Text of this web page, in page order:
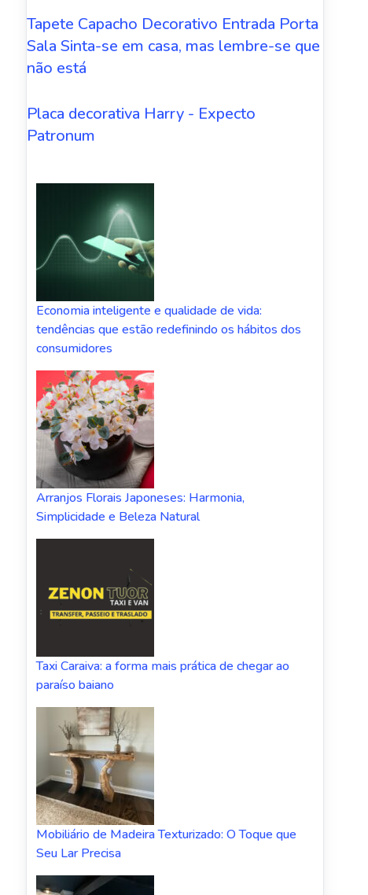
Tapete Capacho Decorativo Entrada Porta
Sala Sinta-se em casa, mas lembre-se que
não está
Placa decorativa Harry - Expecto
Patronum
Economia inteligente e qualidade de vida:
tendências que estão redefinindo os hábitos dos
consumidores
Arranjos Florais Japoneses: Harmonia,
Simplicidade e Beleza Natural
Taxi Caraiva: a forma mais prática de chegar ao
paraíso baiano
Mobiliário de Madeira Texturizado: O Toque que
Seu Lar Precisa